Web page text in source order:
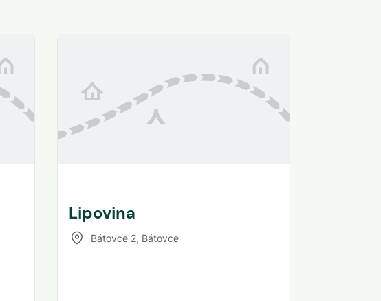
Lipovina
Bátovce 2, Bátovce